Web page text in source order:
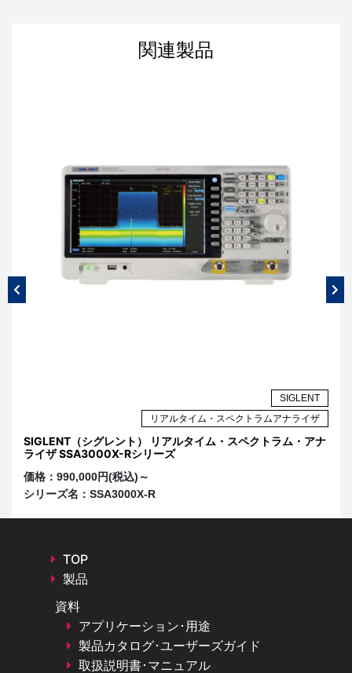
関連製品
SIGLENT
リアルタイム・スペクトラムアナライザ
SIGLENT（シグレント） リアルタイム・スペクトラム・アナ
ライザ SSA3000X-Rシリーズ
価格： 990,000円(税込)～
シリーズ名： SSA3000X-R
TOP
製品
資料
アプリケーション･用途
製品カタログ･ユーザーズガイド
取扱説明書･マニュアル